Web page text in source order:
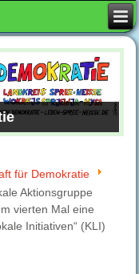
für Demokratie
Aktionsgruppe
vierten Mal eine
Initiativen“ (KLI)